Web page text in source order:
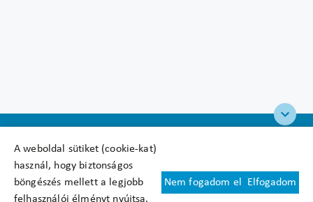
A weboldal sütiket (cookie-kat)
használ, hogy biztonságos
böngészés mellett a legjobb
felhasználói élményt nyújtsa.
Nem fogadom el Elfogadom
Felhasználási feltételek